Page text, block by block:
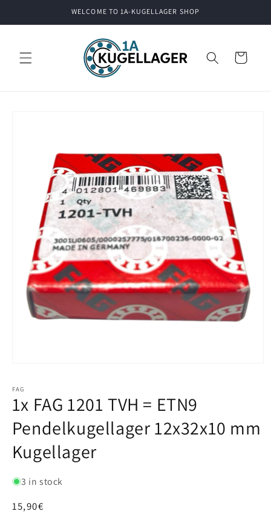
WELCOME TO 1A-KUGELLAGER SHOP
Cart
FAG
1x FAG 1201 TVH = ETN9
Pendelkugellager 12x32x10 mm
Kugellager
3 in stock
Regular
15,90€